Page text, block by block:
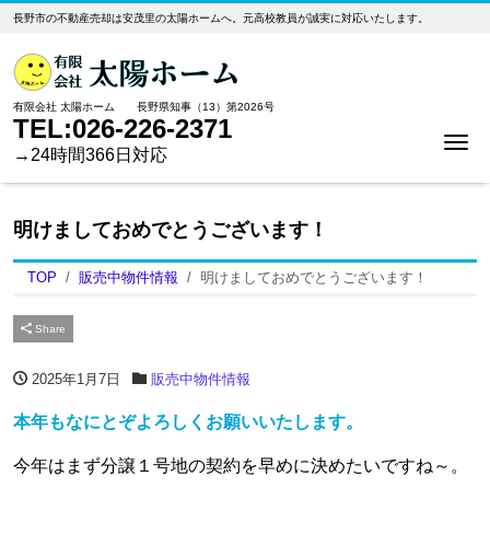
長野市の不動産売却は安茂里の太陽ホームへ。元高校教員が誠実に対応いたします。
有限会社 太陽ホーム 長野県知事（13）第2026号
TEL:026-226-2371
→24時間366日対応
明けましておめでとうございます！
TOP 販売中物件情報 明けましておめでとうございます！
Share
2025年1月7日 販売中物件情報
本年もなにとぞよろしくお願いいたします。
今年はまず分譲１号地の契約を早めに決めたいですね～。